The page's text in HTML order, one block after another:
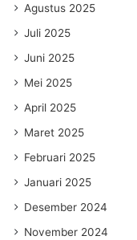
Agustus 2025
Juli 2025
Juni 2025
Mei 2025
April 2025
Maret 2025
Februari 2025
Januari 2025
Desember 2024
November 2024